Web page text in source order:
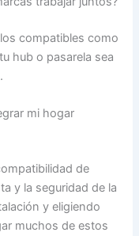
compatibles como
hub o pasarela sea
mi hogar
de
y la seguridad de la
y eligiendo
muchos de estos